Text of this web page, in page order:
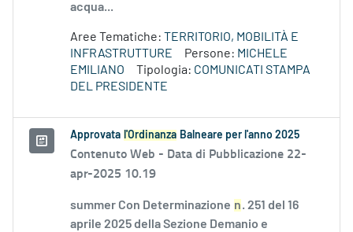
acqua...
Aree Tematiche: TERRITORIO, MOBILITÀ E
INFRASTRUTTURE
Persone: MICHELE
EMILIANO
Tipologia: COMUNICATI STAMPA
DEL PRESIDENTE
Approvata l'Ordinanza Balneare per l'anno 2025
Contenuto Web - Data di Pubblicazione 22-
apr-2025 10.19
summer Con Determinazione n. 251 del 16
aprile 2025 della Sezione Demanio e